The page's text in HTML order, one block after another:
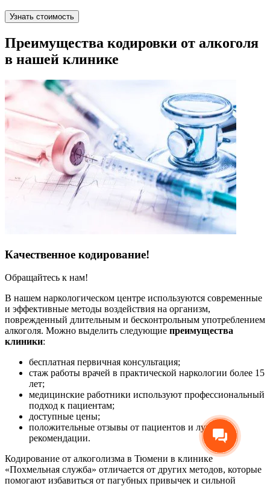
Узнать стоимость
Преимущества кодировки от алкоголя
в нашей клинике
Качественное кодирование!
Обращайтесь к нам!
В нашем наркологическом центре используются современные
и эффективные методы воздействия на организм,
поврежденный длительным и бесконтрольным употреблением
алкоголя. Можно выделить следующие преимущества
клиники:
бесплатная первичная консультация;
стаж работы врачей в практической наркологии более 15
лет;
медицинские работники используют профессиональный
подход к пациентам;
доступные цены;
положительные отзывы от пациентов и лучшие
рекомендации.
Кодирование от алкоголизма в Тюмени в клинике
«Похмельная служба» отличается от других методов, которые
помогают избавиться от пагубных привычек и сильной